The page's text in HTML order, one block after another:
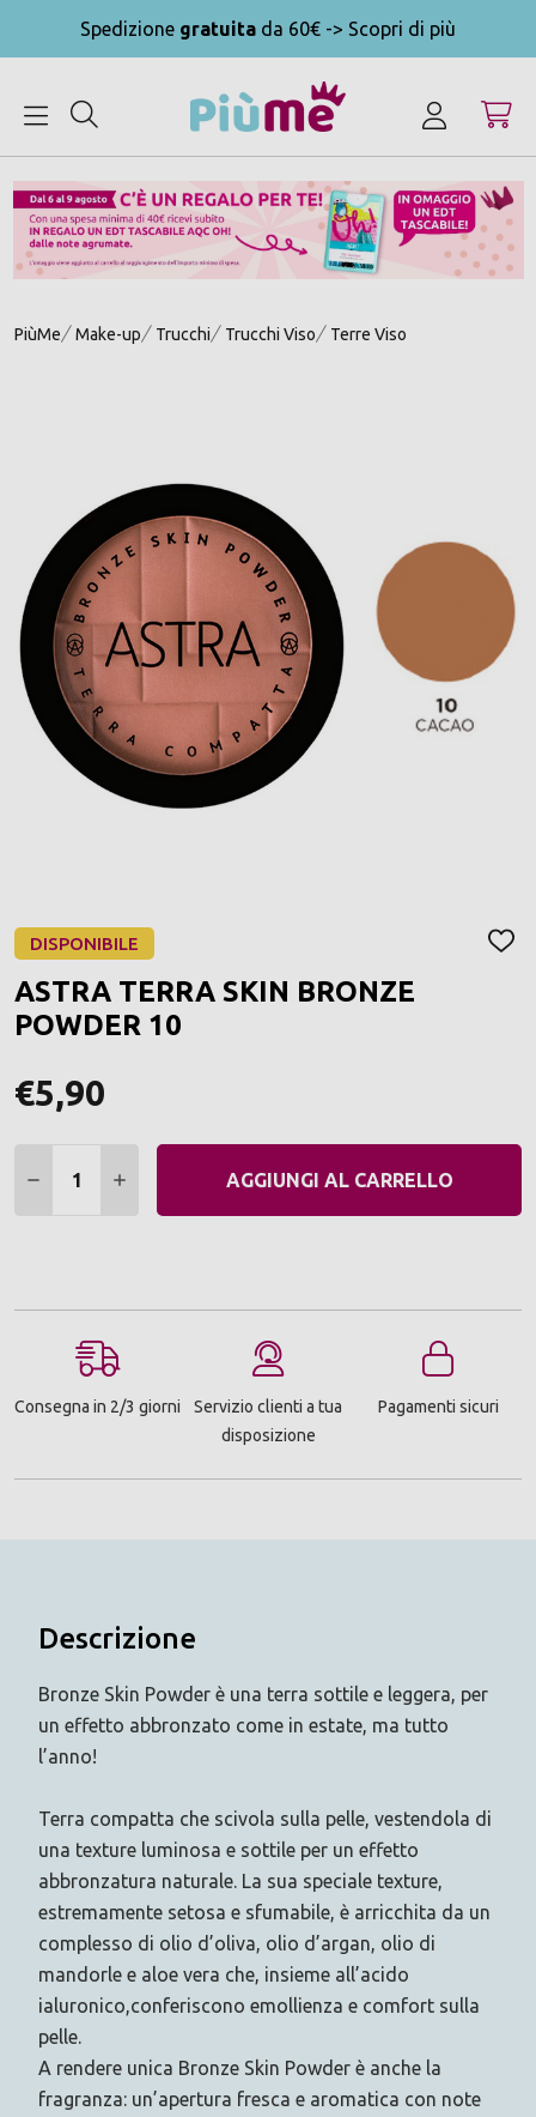
Spedizione gratuita da 60€ -> Scopri di più
PiùMe Make-up Trucchi Trucchi Viso Terre Viso
DISPONIBILE
ASTRA TERRA SKIN BRONZE
POWDER 10
€5,90
DIMINUIRE QUANTITÀ:
AUMENTARE QUANTITÀ:
AGGIUNGI AL CARRELLO
Consegna in 2/3 giorni
Servizio clienti a tua
disposizione
Pagamenti sicuri
Descrizione
Bronze Skin Powder è una terra sottile e leggera, per
un effetto abbronzato come in estate, ma tutto
l’anno!
Terra compatta che scivola sulla pelle, vestendola di
una texture luminosa e sottile per un effetto
abbronzatura naturale. La sua speciale texture,
estremamente setosa e sfumabile, è arricchita da un
complesso di olio d’oliva, olio d’argan, olio di
mandorle e aloe vera che, insieme all’acido
ialuronico,conferiscono emollienza e comfort sulla
pelle.
A rendere unica Bronze Skin Powder è anche la
fragranza: un’apertura fresca e aromatica con note